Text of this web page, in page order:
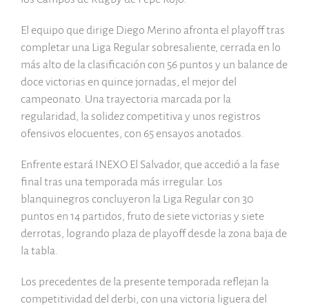
El equipo que dirige Diego Merino afronta el playoff tras
completar una Liga Regular sobresaliente, cerrada en lo
más alto de la clasificación con 56 puntos y un balance de
doce victorias en quince jornadas, el mejor del
campeonato. Una trayectoria marcada por la
regularidad, la solidez competitiva y unos registros
ofensivos elocuentes, con 65 ensayos anotados.
Enfrente estará INEXO El Salvador, que accedió a la fase
final tras una temporada más irregular. Los
blanquinegros concluyeron la Liga Regular con 30
puntos en 14 partidos, fruto de siete victorias y siete
derrotas, logrando plaza de playoff desde la zona baja de
la tabla.
Los precedentes de la presente temporada reflejan la
competitividad del derbi, con una victoria liguera del